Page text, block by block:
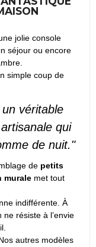
jolie console
séjour ou encore
simple coup de
véritable
qui
de nuit."
de petits
muralemet tout
indifférente. À
résiste à l’envie
autres modèles